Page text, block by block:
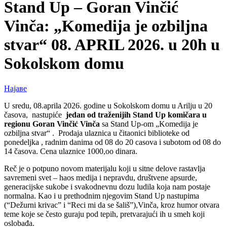
Stand Up – Goran Vinčić
Vinča: „Komedija je ozbiljna
stvar“ 08. APRIL 2026. u 20h u
Sokolskom domu
Најаве
U sredu, 08.aprila 2026. godine u Sokolskom domu u Arilju u 20
časova, nastupiće jedan od traženijih Stand Up komičara u
regionu Goran Vinčić Vinča sa Stand Up-om „Komedija je
ozbiljna stvar“ . Prodaja ulaznica u čitaonici biblioteke od
ponedeljka , radnim danima od 08 do 20 casova i subotom od 08 do
14 časova. Cena ulaznice 1000,oo dinara.
Reč je o potpuno novom materijalu koji u sitne delove rastavlja
savremeni svet – haos medija i nepravdu, društvene apsurde,
generacijske sukobe i svakodnevnu dozu ludila koja nam postaje
normalna. Kao i u prethodnim njegovim Stand Up nastupima
(“Dežurni krivac” i “Reci mi da se šališ”),Vinča, kroz humor otvara
teme koje se često guraju pod tepih, pretvarajući ih u smeh koji
oslobađa.